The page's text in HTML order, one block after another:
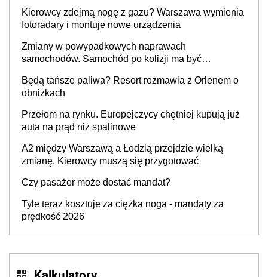
Kierowcy zdejmą nogę z gazu? Warszawa wymienia
fotoradary i montuje nowe urządzenia
Zmiany w powypadkowych naprawach
samochodów. Samochód po kolizji ma być
producenta
Będą tańsze paliwa? Resort rozmawia z Orlenem o
obniżkach
Przełom na rynku. Europejczycy chętniej kupują już
auta na prąd niż spalinowe
A2 między Warszawą a Łodzią przejdzie wielką
zmianę. Kierowcy muszą się przygotować
Czy pasażer może dostać mandat?
Tyle teraz kosztuje za ciężka noga - mandaty za
prędkość 2026